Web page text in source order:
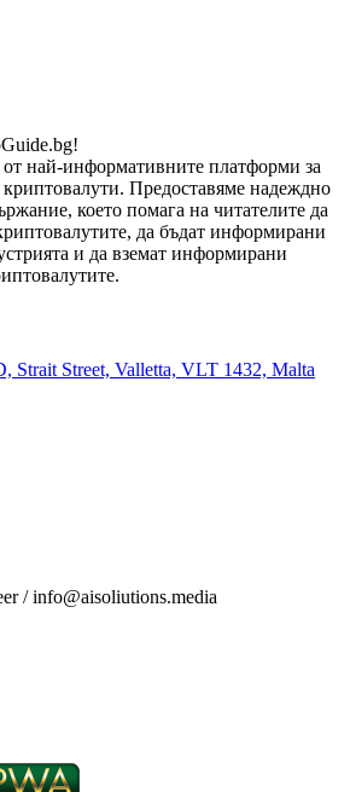
най-информативните платформи за
Предоставяме надеждно
което помага на читателите да
да бъдат информирани
и да вземат информирани
Strait Street, Valletta, VLT 1432, Malta
/info@aisoliutions.media